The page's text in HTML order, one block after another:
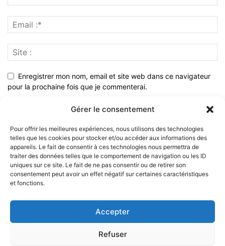
Gérer le consentement
Pour offrir les meilleures expériences, nous utilisons des technologies
telles que les cookies pour stocker et/ou accéder aux informations des
appareils. Le fait de consentir à ces technologies nous permettra de
traiter des données telles que le comportement de navigation ou les ID
uniques sur ce site. Le fait de ne pas consentir ou de retirer son
consentement peut avoir un effet négatif sur certaines caractéristiques
et fonctions.
Accepter
Refuser
Enregistrer mon nom, email et site web dans ce navigateur
pour la prochaine fois que je commenterai.
À PROPOS
SUIVEZ NOUS